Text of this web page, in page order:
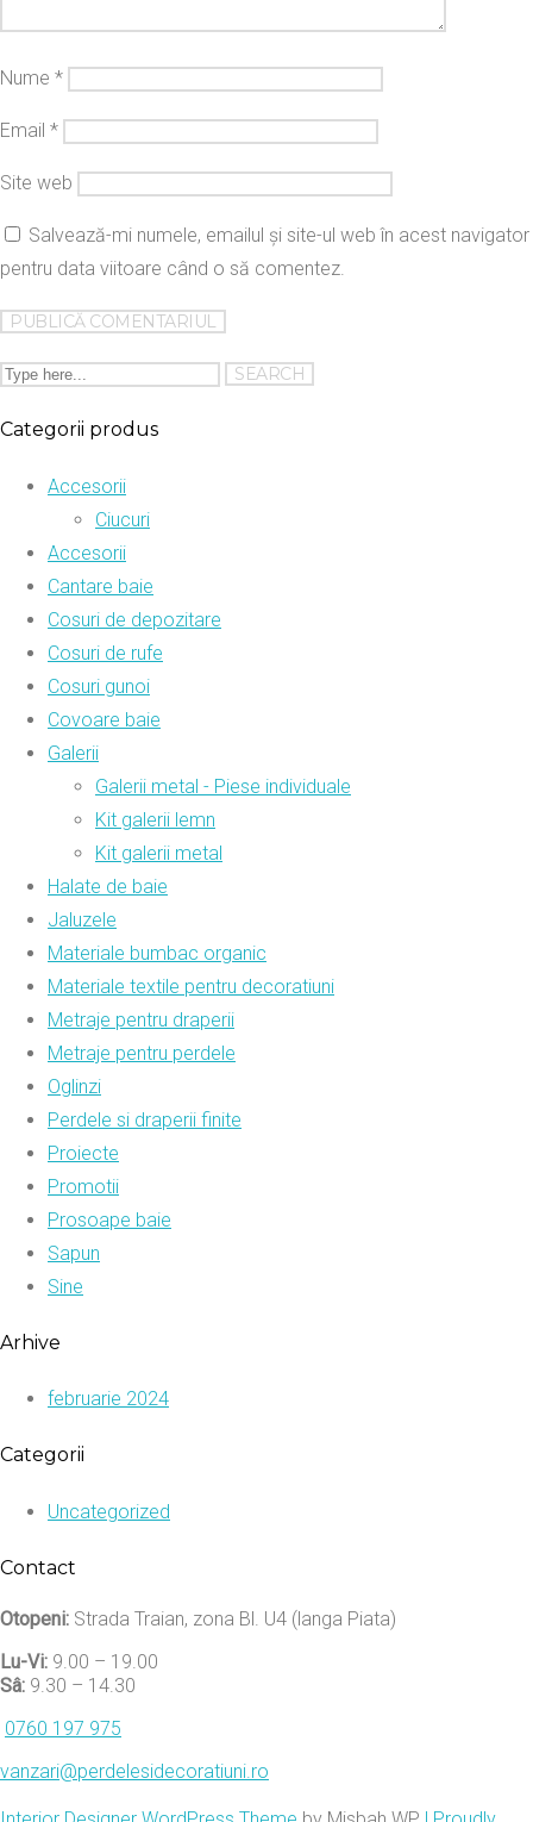
Nume *
Email *
Site web
Salvează-mi numele, emailul și site-ul web în acest navigator
pentru data viitoare când o să comentez.
Categorii produs
Accesorii
Ciucuri
Accesorii
Cantare baie
Cosuri de depozitare
Cosuri de rufe
Cosuri gunoi
Covoare baie
Galerii
Galerii metal - Piese individuale
Kit galerii lemn
Kit galerii metal
Halate de baie
Jaluzele
Materiale bumbac organic
Materiale textile pentru decoratiuni
Metraje pentru draperii
Metraje pentru perdele
Oglinzi
Perdele si draperii finite
Proiecte
Promotii
Prosoape baie
Sapun
Sine
Arhive
februarie 2024
Categorii
Uncategorized
Contact
Otopeni: Strada Traian, zona Bl. U4 (langa Piata)
Lu-Vi: 9.00 – 19.00
Sâ: 9.30 – 14.30
0760 197 975
vanzari@perdelesidecoratiuni.ro